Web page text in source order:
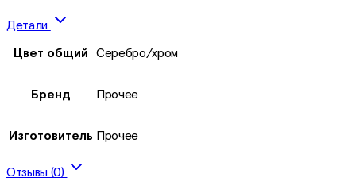
Детали
Цвет общий Серебро/хром
Бренд Прочее
Изготовитель Прочее
Отзывы (0)